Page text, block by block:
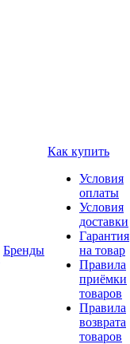
Бренды
Как купить
Условия
оплаты
Условия
доставки
Гарантия
на товар
Правила
приёмки
товаров
Правила
возврата
товаров